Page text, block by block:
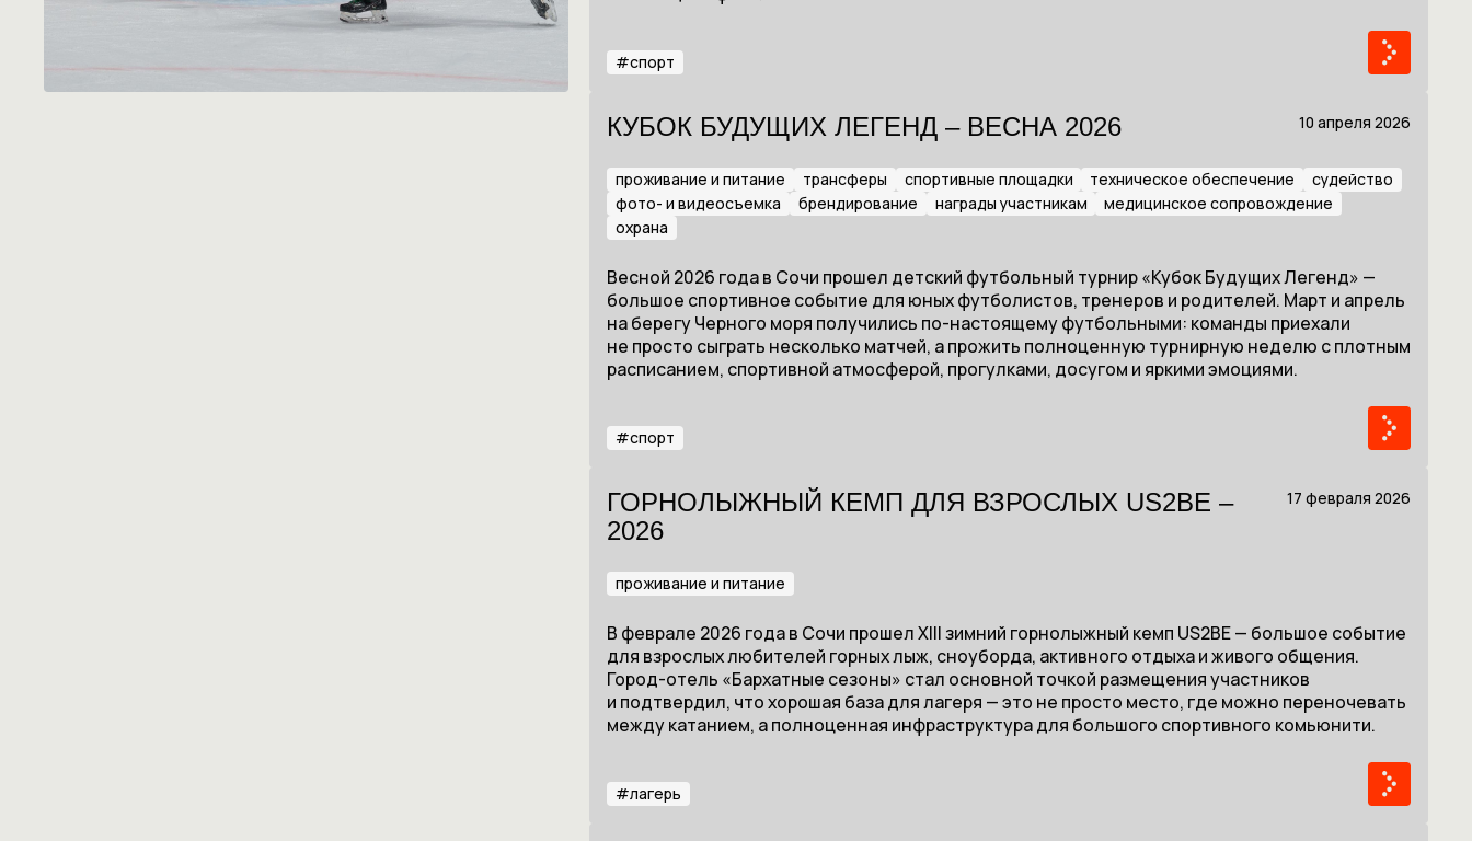
#спорт
КУБОК БУДУЩИХ ЛЕГЕНД – ВЕСНА 2026 10 апреля 2026
проживание и питание трансферы спортивные площадки техническое обеспечение
судейство
фото- и видеосъемка
брендирование награды участникам
медицинское сопровождение
охрана
Весной 2026 года в Сочи прошел детский футбольный турнир «Кубок Будущих Легенд» —
большое спортивное событие для юных футболистов, тренеров и родителей. Март и апрель
на берегу Черного моря получились по-настоящему футбольными: команды приехали
не просто сыграть несколько матчей, а прожить полноценную турнирную неделю с плотным
расписанием, спортивной атмосферой, прогулками, досугом и яркими эмоциями.
#спорт
ГОРНОЛЫЖНЫЙ КЕМП ДЛЯ ВЗРОСЛЫХ US2BE –
2026
17 февраля 2026
проживание и питание
В феврале 2026 года в Сочи прошел XIII зимний горнолыжный кемп US2BE — большое событие
для взрослых любителей горных лыж, сноуборда, активного отдыха и живого общения.
Город-отель «Бархатные сезоны» стал основной точкой размещения участников
и подтвердил, что хорошая база для лагеря — это не просто место, где можно переночевать
между катанием, а полноценная инфраструктура для большого спортивного комьюнити.
#лагерь